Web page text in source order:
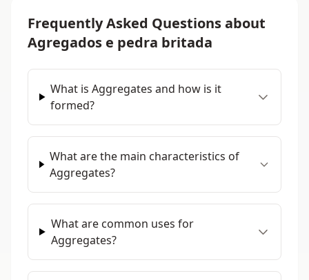
Frequently Asked Questions about
Agregados e pedra britada
What is Aggregates and how is it
formed?
What are the main characteristics of
Aggregates?
What are common uses for
Aggregates?